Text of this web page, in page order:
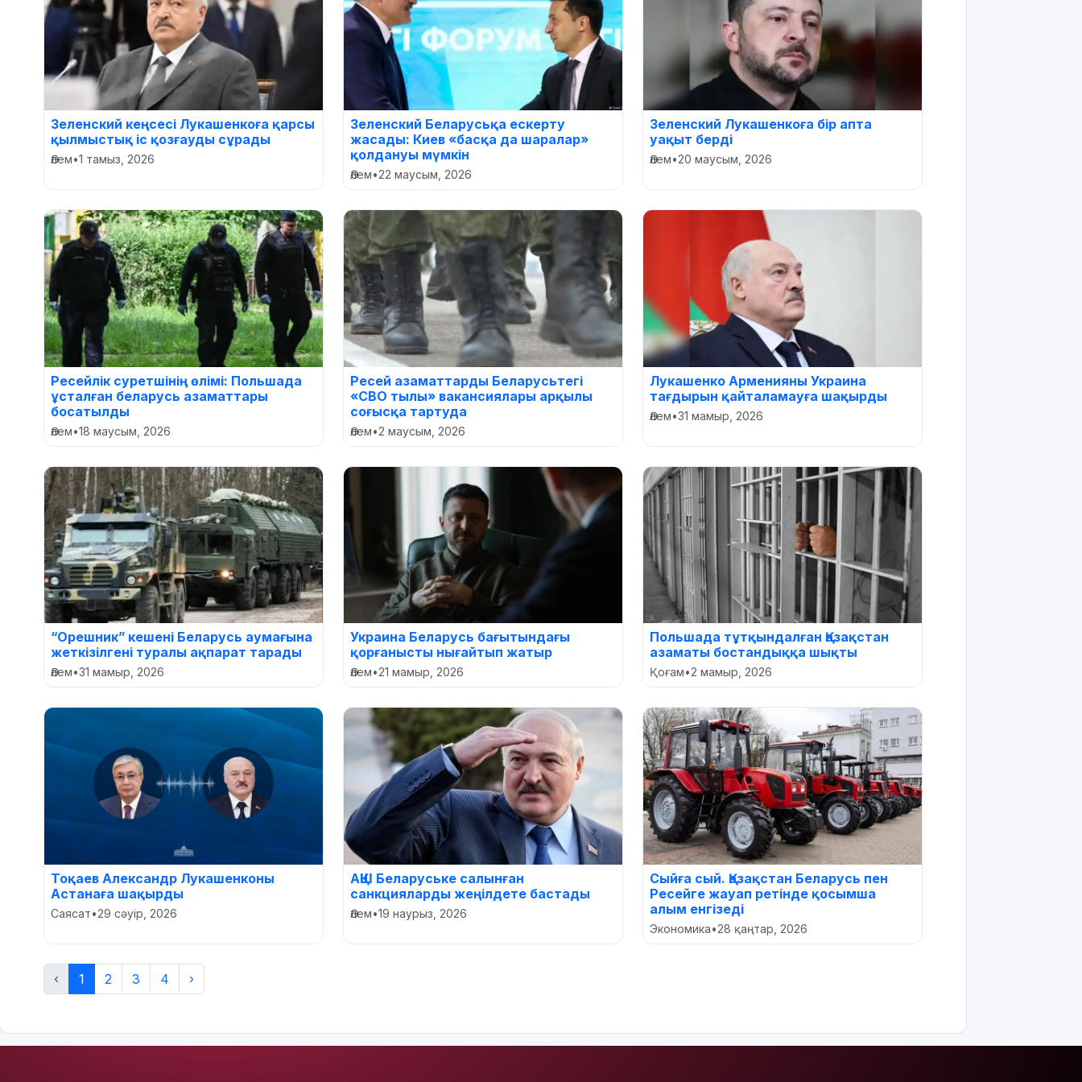
Зеленский кеңсесі Лукашенкоға қарсы
қылмыстық іс қозғауды сұрады
Әлем•1 тамыз, 2026
Зеленский Беларусьқа ескерту
жасады: Киев «басқа да шаралар»
қолдануы мүмкін
Әлем•22 маусым, 2026
Зеленский Лукашенкоға бір апта
уақыт берді
Әлем•20 маусым, 2026
Ресейлік суретшінің өлімі: Польшада
ұсталған беларусь азаматтары
босатылды
Әлем•18 маусым, 2026
Ресей азаматтарды Беларусьтегі
«СВО тылы» вакансиялары арқылы
соғысқа тартуда
Әлем•2 маусым, 2026
Лукашенко Арменияны Украина
тағдырын қайталамауға шақырды
Әлем•31 мамыр, 2026
“Орешник” кешені Беларусь аумағына
жеткізілгені туралы ақпарат тарады
Әлем•31 мамыр, 2026
Украина Беларусь бағытындағы
қорғанысты нығайтып жатыр
Әлем•21 мамыр, 2026
Польшада тұтқындалған Қазақстан
азаматы бостандыққа шықты
Қоғам•2 мамыр, 2026
Тоқаев Александр Лукашенконы
Астанаға шақырды
Саясат•29 сәуір, 2026
АҚШ Беларуське салынған
санкцияларды жеңілдете бастады
Әлем•19 наурыз, 2026
Сыйға сый. Қазақстан Беларусь пен
Ресейге жауап ретінде қосымша
алым енгізеді
Экономика•28 қаңтар, 2026
‹ 1 2 3 4 ›